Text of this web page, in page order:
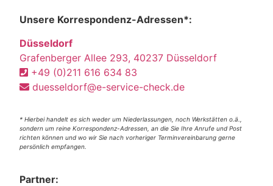
Unsere Korrespondenz-Adressen*:
Düsseldorf
Grafenberger Allee 293, 40237 Düsseldorf
+49 (0)211 616 634 83
duesseldorf@e-service-check.de
* Hierbei handelt es sich weder um Niederlassungen, noch Werkstätten o.ä.,
sondern um reine Korrespondenz-Adressen, an die Sie Ihre Anrufe und Post
richten können und wo wir Sie nach vorheriger Terminvereinbarung gerne
persönlich empfangen.
Partner: